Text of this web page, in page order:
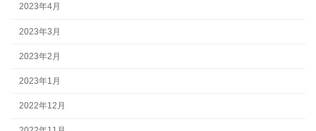
2023年4月
2023年3月
2023年2月
2023年1月
2022年12月